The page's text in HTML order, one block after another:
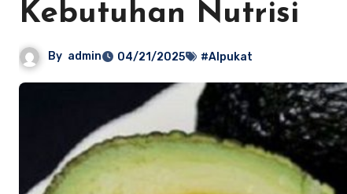
Kebutuhan Nutrisi
By admin 04/21/2025 #Alpukat